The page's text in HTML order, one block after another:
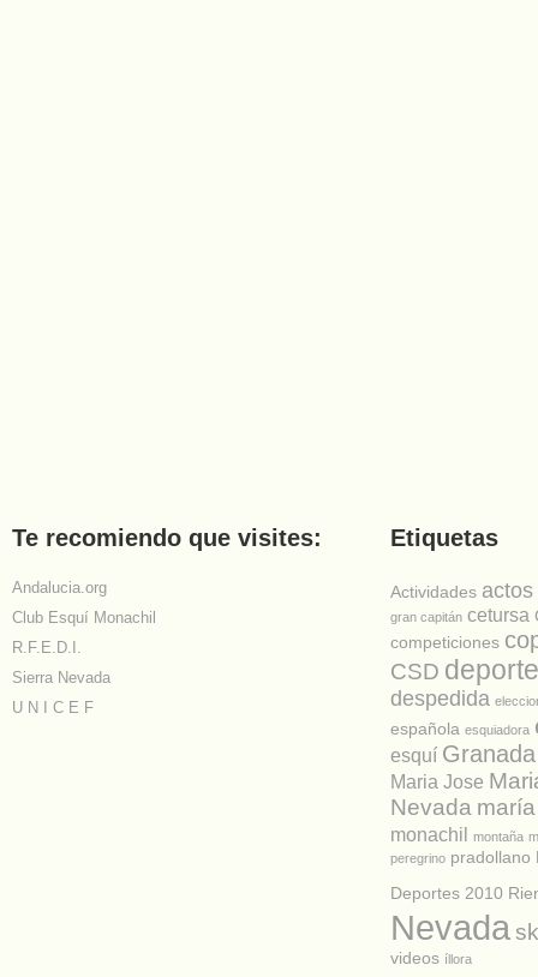
Te recomiendo que visites:
Andalucia.org
Club Esquí Monachil
R.F.E.D.I.
Sierra Nevada
U N I C E F
Etiquetas
Actividades actos
gran capitán cetursa
competiciones
CSD deporte
despedida
española esquiadora
esquí Granada
Maria Jose
Nevada
monachil montaña
peregrino pradollano
Deportes 2010
Nevada
videos íllora